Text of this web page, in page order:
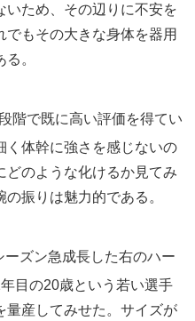
いため、その辺りに不安を
もその大きな身体を器用
。
階で既に高い評価を得てい
く体幹に強さを感じないの
どのような化けるか見てみ
振りは魅力的である。
ーズン急成長した右のハー
目の20歳という若い選手
量産してみせた。サイズが